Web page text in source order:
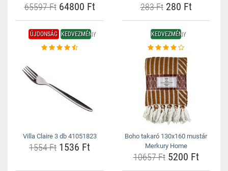
65597 Ft64800 Ft 283 Ft280 Ft
ÚJDONSÁG KEDVEZMÉNY
Villa Claire 3 db 41051823
1554 Ft 1536 Ft
KEDVEZMÉNY
Boho takaró 130x160 mustár
Merkury Home
10657 Ft5200 Ft